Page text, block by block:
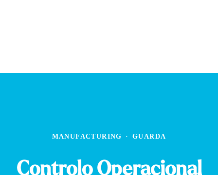
MANUFACTURING · GUARDA
Controlo Operacional